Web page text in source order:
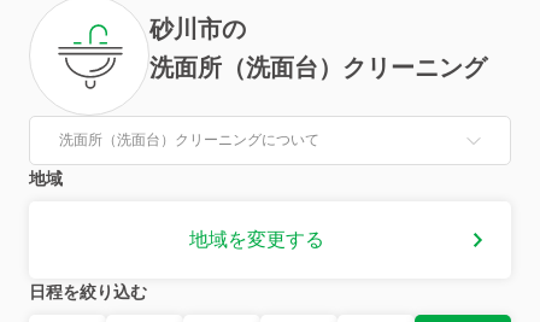
砂川市の
洗面所（洗面台）クリーニング
洗面所（洗面台）クリーニングについて
地域
地域を変更する
日程を絞り込む